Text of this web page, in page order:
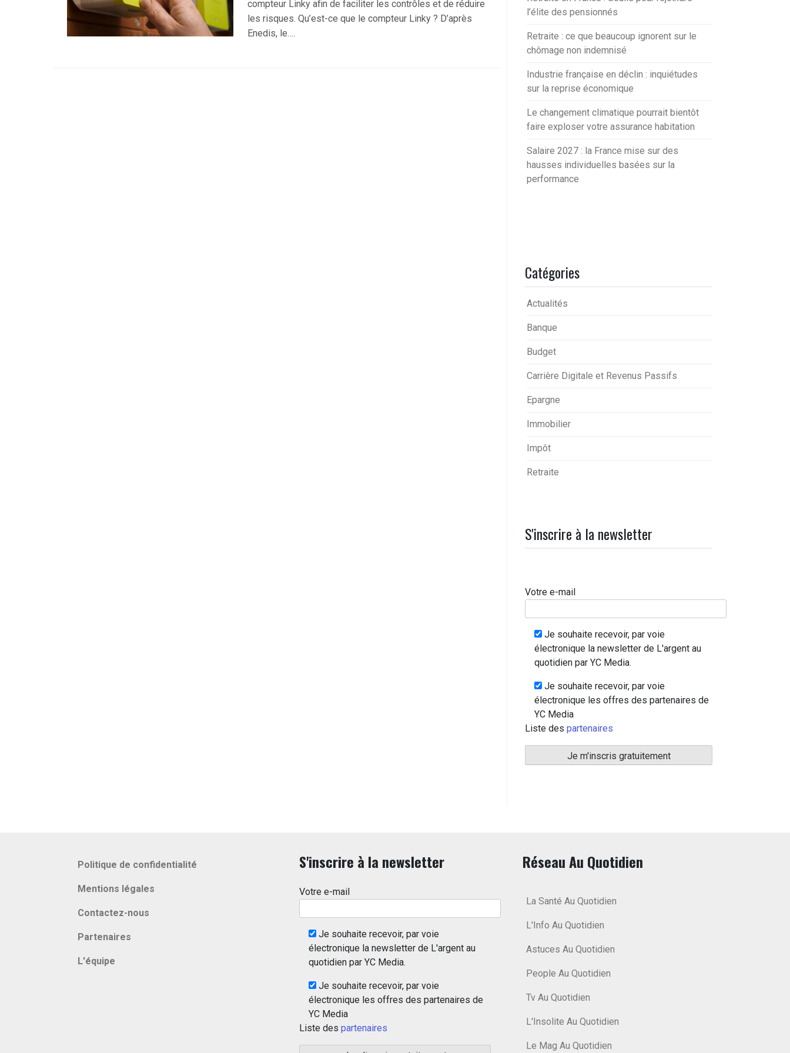
compteur Linky afin de faciliter les contrôles et de réduire
les risques. Qu’est-ce que le compteur Linky ? D’après
Enedis, le….
l’élite des pensionnés
Retraite : ce que beaucoup ignorent sur le
chômage non indemnisé
Industrie française en déclin : inquiétudes
sur la reprise économique
Le changement climatique pourrait bientôt
faire exploser votre assurance habitation
Salaire 2027 : la France mise sur des
hausses individuelles basées sur la
performance
Catégories
Actualités
Banque
Budget
Carrière Digitale et Revenus Passifs
Epargne
Immobilier
Impôt
Retraite
S'inscrire à la newsletter
Votre e-mail
Je souhaite recevoir, par voie
électronique la newsletter de L'argent au
quotidien par YC Media.
Je souhaite recevoir, par voie
électronique les offres des partenaires de
YC Media
Liste des partenaires
Politique de confidentialité
Mentions légales
Contactez-nous
Partenaires
L'équipe
S'inscrire à la newsletter
Votre e-mail
Je souhaite recevoir, par voie
électronique la newsletter de L'argent au
quotidien par YC Media.
Je souhaite recevoir, par voie
électronique les offres des partenaires de
YC Media
Liste des partenaires
Réseau Au Quotidien
La Santé Au Quotidien
L'Info Au Quotidien
Astuces Au Quotidien
People Au Quotidien
Tv Au Quotidien
L'Insolite Au Quotidien
Le Mag Au Quotidien